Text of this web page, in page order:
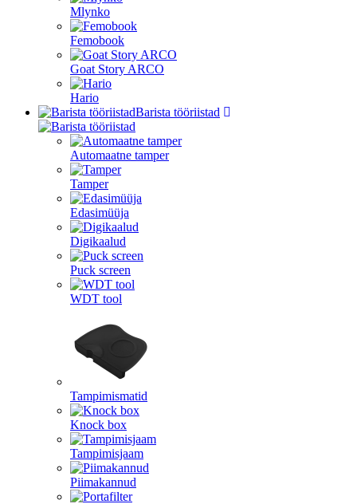
Mlynko
Femobook
Goat Story ARCO
Hario
Barista tööriistad
Automaatne tamper
Tamper
Edasimüüja
Digikaalud
Puck screen
WDT tool
Tampimismatid
Knock box
Tampimisjaam
Piimakannud